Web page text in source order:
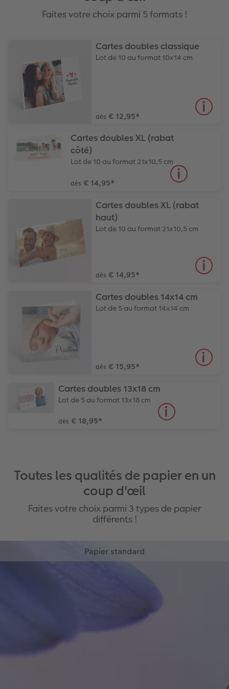
Faites votre choix parmi 5 formats !
Cartes doubles classique
Lot de 10 au format 10x14 cm
dès € 12,95*
Cartes doubles XL (rabat
côté)
Lot de 10 au format 21x10,5 cm
dès € 14,95*
Cartes doubles XL (rabat
haut)
Lot de 10 au format 21x10,5 cm
dès € 14,95*
Cartes doubles 14x14 cm
Lot de 5 au format 14x14 cm
dès € 15,95*
Cartes doubles 13x18 cm
Lot de 5 au format 13x18 cm
dès € 18,95*
Toutes les qualités de papier en un
coup d'œil
Faites votre choix parmi 3 types de papier
différents !